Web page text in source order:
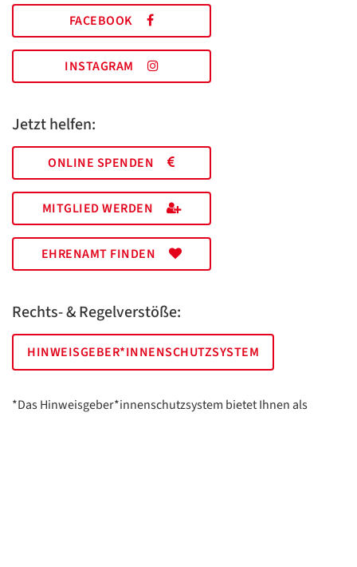
FACEBOOK
INSTAGRAM
Jetzt helfen:
ONLINE SPENDEN
MITGLIED WERDEN
EHRENAMT FINDEN
Rechts- & Regelverstöße:
HINWEISGEBER*INNENSCHUTZSYSTEM
*Das Hinweisgeber*innenschutzsystem bietet Ihnen als